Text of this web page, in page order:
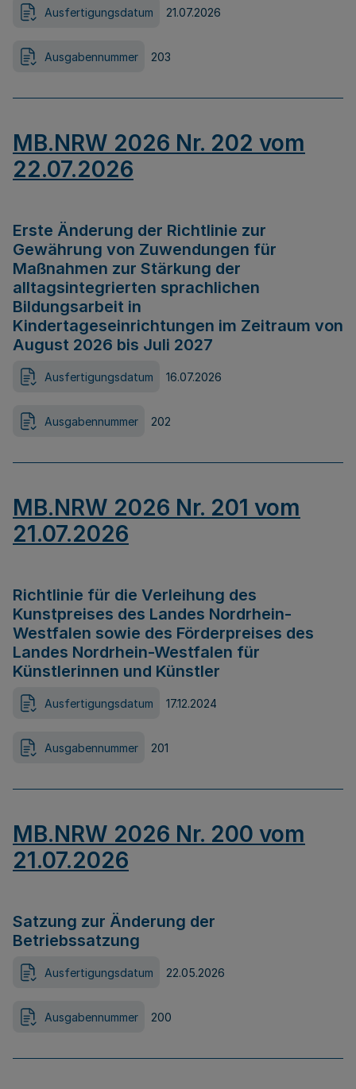
Ausfertigungsdatum 21.07.2026
Ausgabennummer 203
MB.NRW 2026 Nr. 202 vom
22.07.2026
Erste Änderung der Richtlinie zur
Gewährung von Zuwendungen für
Maßnahmen zur Stärkung der
alltagsintegrierten sprachlichen
Bildungsarbeit in
Kindertageseinrichtungen im Zeitraum von
August 2026 bis Juli 2027
Ausfertigungsdatum 16.07.2026
Ausgabennummer 202
MB.NRW 2026 Nr. 201 vom
21.07.2026
Richtlinie für die Verleihung des
Kunstpreises des Landes Nordrhein-
Westfalen sowie des Förderpreises des
Landes Nordrhein-Westfalen für
Künstlerinnen und Künstler
Ausfertigungsdatum 17.12.2024
Ausgabennummer 201
MB.NRW 2026 Nr. 200 vom
21.07.2026
Satzung zur Änderung der
Betriebssatzung
Ausfertigungsdatum 22.05.2026
Ausgabennummer 200